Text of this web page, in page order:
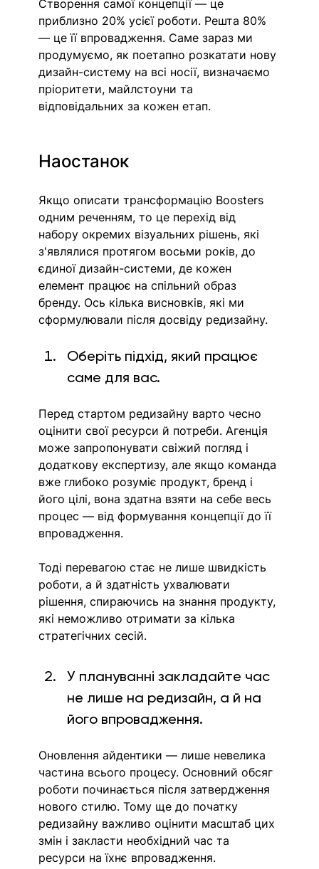
Створення самої концепції — це
приблизно 20% усієї роботи. Решта 80%
— це її впровадження. Саме зараз ми
продумуємо, як поетапно розкатати нову
дизайн-систему на всі носії, визначаємо
пріоритети, майлстоуни та
відповідальних за кожен етап.
Наостанок
Якщо описати трансформацію Boosters
одним реченням, то це перехід від
набору окремих візуальних рішень, які
з'являлися протягом восьми років, до
єдиної дизайн-системи, де кожен
елемент працює на спільний образ
бренду. Ось кілька висновків, які ми
сформулювали після досвіду редизайну.
Оберіть підхід, який працює
саме для вас.
Перед стартом редизайну варто чесно
оцінити свої ресурси й потреби. Агенція
може запропонувати свіжий погляд і
додаткову експертизу, але якщо команда
вже глибоко розуміє продукт, бренд і
його цілі, вона здатна взяти на себе весь
процес — від формування концепції до її
впровадження.
Тоді перевагою стає не лише швидкість
роботи, а й здатність ухвалювати
рішення, спираючись на знання продукту,
які неможливо отримати за кілька
стратегічних сесій.
У плануванні закладайте час
не лише на редизайн, а й на
його впровадження.
Оновлення айдентики — лише невелика
частина всього процесу. Основний обсяг
роботи починається після затвердження
нового стилю. Тому ще до початку
редизайну важливо оцінити масштаб цих
змін і закласти необхідний час та
ресурси на їхнє впровадження.